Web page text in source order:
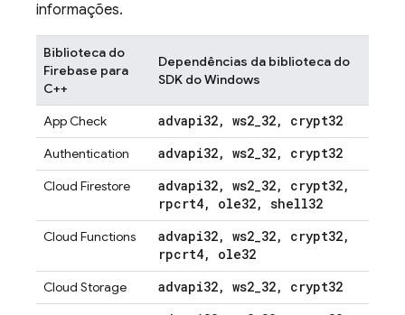
informações.
Biblioteca do
Firebase para
C++
Dependências da biblioteca do
SDK do Windows
App Check advapi32, ws2_32, crypt32
Authentication advapi32, ws2_32, crypt32
Cloud Firestore advapi32, ws2_32, crypt32,
rpcrt4, ole32, shell32
Cloud Functions advapi32, ws2_32, crypt32,
rpcrt4, ole32
Cloud Storage advapi32, ws2_32, crypt32